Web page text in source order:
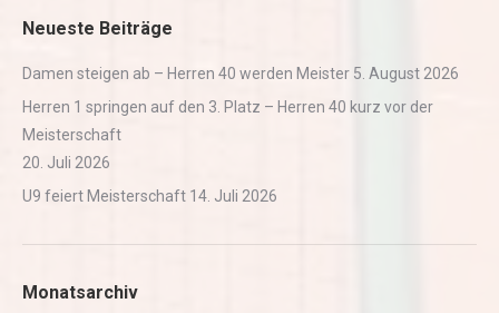
Neueste Beiträge
Damen steigen ab – Herren 40 werden Meister 5. August 2026
Herren 1 springen auf den 3. Platz – Herren 40 kurz vor der
Meisterschaft
20. Juli 2026
U9 feiert Meisterschaft 14. Juli 2026
Monatsarchiv